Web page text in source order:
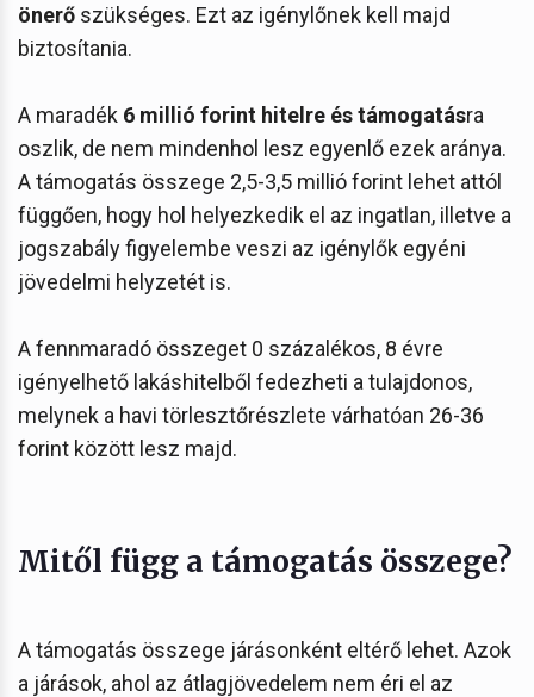
önerő szükséges. Ezt az igénylőnek kell majd
biztosítania.
A maradék 6 millió forint hitelre és támogatásra
oszlik, de nem mindenhol lesz egyenlő ezek aránya.
A támogatás összege 2,5-3,5 millió forint lehet attól
függően, hogy hol helyezkedik el az ingatlan, illetve a
jogszabály figyelembe veszi az igénylők egyéni
jövedelmi helyzetét is.
A fennmaradó összeget 0 százalékos, 8 évre
igényelhető lakáshitelből fedezheti a tulajdonos,
melynek a havi törlesztőrészlete várhatóan 26-36
forint között lesz majd.
Mitől függ a támogatás összege?
A támogatás összege járásonként eltérő lehet. Azok
a járások, ahol az átlagjövedelem nem éri el az